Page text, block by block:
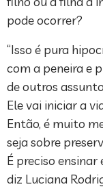
pode ocorrer?
“Isso é pura
com a peneira e
de outros
Ele vai iniciar a
Então, é muito
seja sobre
É preciso ensinar
diz Luciana